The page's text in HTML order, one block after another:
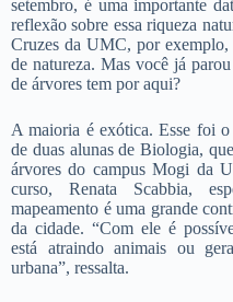
setembro, é uma importante
reflexão sobre essa riqueza
Cruzes da UMC, por
de natureza. Mas você já
de árvores tem por aqui?
A maioria é exótica. Esse foi o
de duas alunas de Biologia,
árvores do campus Mogi da
curso, Renata Scabbia,
mapeamento é uma grande
da cidade. “Com ele é
está atraindo animais ou
urbana”, ressalta.